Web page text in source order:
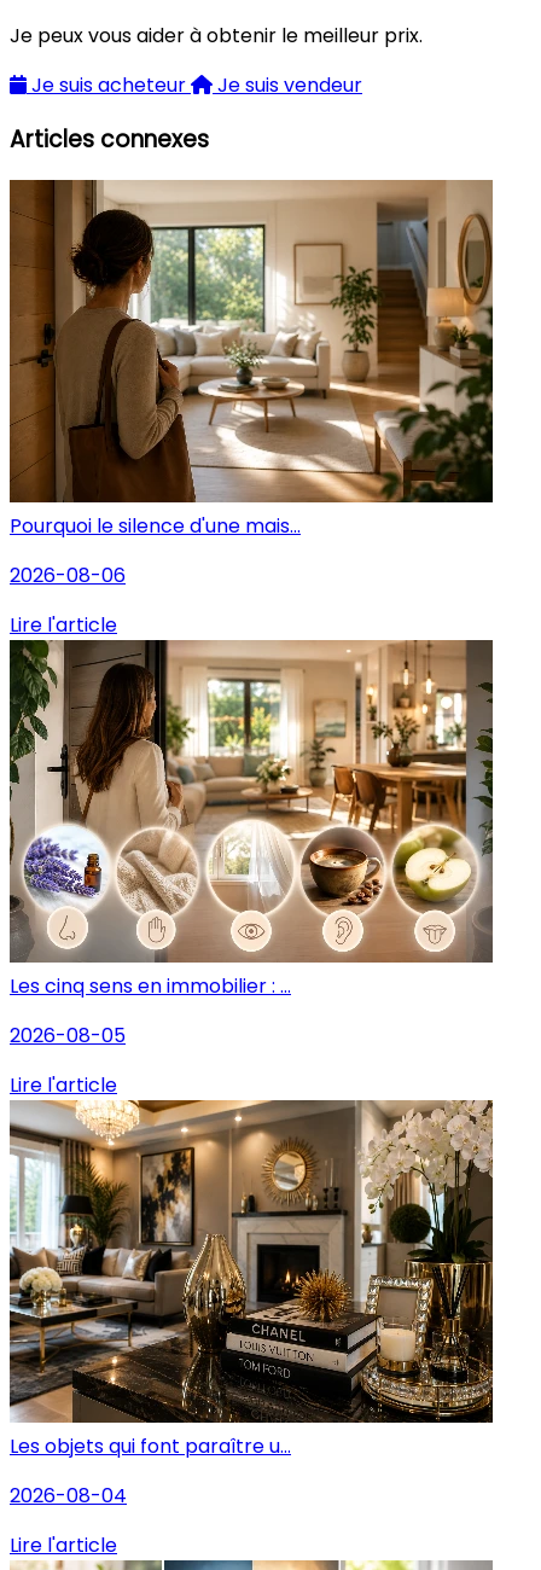
Je peux vous aider à obtenir le meilleur prix.
Je suis acheteur
Je suis vendeur
Articles connexes
Pourquoi le silence d'une mais...
2026-08-06
Lire l'article
Les cinq sens en immobilier : ...
2026-08-05
Lire l'article
Les objets qui font paraître u...
2026-08-04
Lire l'article